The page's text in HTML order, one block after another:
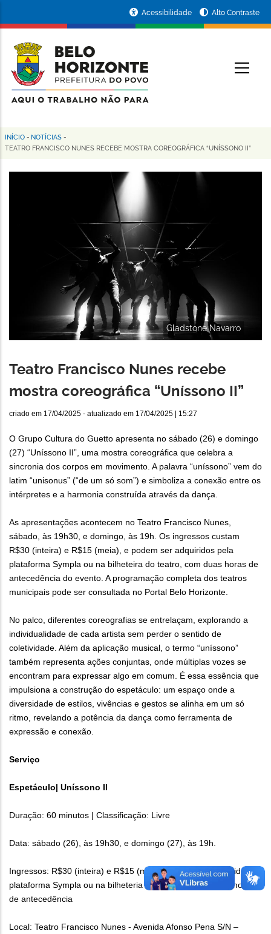
conteúdo
principal
da
Prefeitura
de
Horizonte
Acessibilidade Alto Contraste
Trilha
INÍCIO - NOTÍCIAS -
TEATRO FRANCISCO NUNES RECEBE MOSTRA COREOGRÁFICA “UNÍSSONO II”
Gladstone Navarro
Teatro Francisco Nunes recebe
mostra coreográfica “Uníssono II”
criado em 17/04/2025 - atualizado em 17/04/2025 | 15:27
O Grupo Cultura do Guetto apresenta no sábado (26) e domingo
(27) “Uníssono II”, uma mostra coreográfica que celebra a
sincronia dos corpos em movimento. A palavra “uníssono” vem do
latim “unisonus” (“de um só som”) e simboliza a conexão entre os
intérpretes e a harmonia construída através da dança.
As apresentações acontecem no Teatro Francisco Nunes,
sábado, às 19h30, e domingo, às 19h. Os ingressos custam
R$30 (inteira) e R$15 (meia), e podem ser adquiridos pela
plataforma Sympla ou na bilheteira do teatro, com duas horas de
antecedência do evento. A programação completa dos teatros
municipais pode ser consultada no Portal Belo Horizonte.
No palco, diferentes coreografias se entrelaçam, explorando a
individualidade de cada artista sem perder o sentido de
coletividade. Além da aplicação musical, o termo “uníssono”
também representa ações conjuntas, onde múltiplas vozes se
encontram para expressar algo em comum. É essa essência que
impulsiona a construção do espetáculo: um espaço onde a
diversidade de estilos, vivências e gestos se alinha em um só
ritmo, revelando a potência da dança como ferramenta de
expressão e conexão.
Serviço
Espetáculo| Uníssono II
Duração: 60 minutos | Classificação: Livre
Data: sábado (26), às 19h30, e domingo (27), às 19h.
Ingressos: R$30 (inteira) e R$15 (meia), podem ser adquiridos na
plataforma Sympla ou na bilheteria do Teatro a partir de 2 horas
de antecedência
Local: Teatro Francisco Nunes - Avenida Afonso Pena S/N –